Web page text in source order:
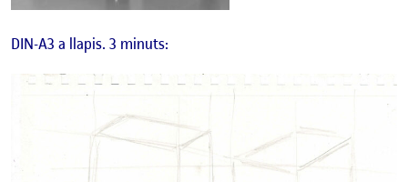
DIN-A3 a llapis. 3 minuts: